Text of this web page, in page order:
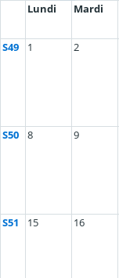
Lundi
Mardi
S49 1 2
S50 8 9
S51 15 16